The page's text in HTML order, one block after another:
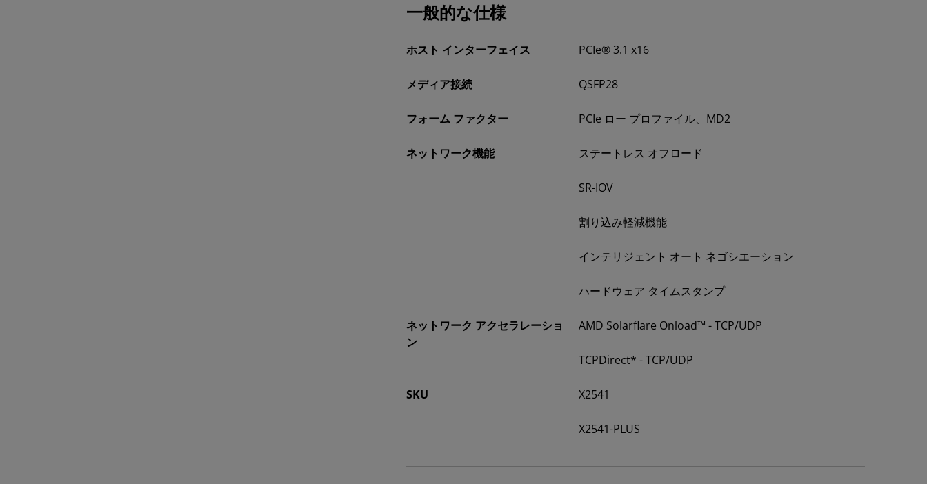
一般的な仕様
ホスト インターフェイス PCIe® 3.1 x16
メディア接続 QSFP28
フォーム ファクター PCIe ロー プロファイル、MD2
ネットワーク機能 ステートレス オフロード
SR-IOV
割り込み軽減機能
インテリジェント オート ネゴシエーション
ハードウェア タイムスタンプ
ネットワーク アクセラレーショ
ン
AMD Solarflare Onload™ - TCP/UDP
TCPDirect* - TCP/UDP
SKU X2541
X2541-PLUS